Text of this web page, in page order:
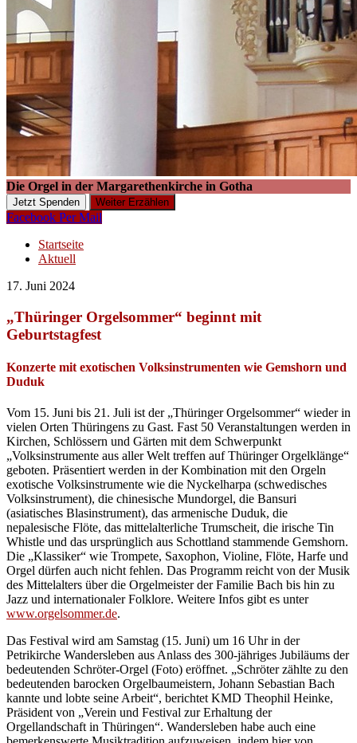
Die Orgel in der Margarethenkirche in Gotha
Jetzt Spenden Weiter Erzählen
Facebook Per Mail
Startseite
Aktuell
17. Juni 2024
„Thüringer Orgelsommer“ beginnt mit
Geburtstagfest
Konzerte mit exotischen Volksinstrumenten wie Gemshorn und
Duduk
Vom 15. Juni bis 21. Juli ist der „Thüringer Orgelsommer“ wieder in
vielen Orten Thüringens zu Gast. Fast 50 Veranstaltungen werden in
Kirchen, Schlössern und Gärten mit dem Schwerpunkt
„Volksinstrumente aus aller Welt treffen auf Thüringer Orgelklänge“
geboten. Präsentiert werden in der Kombination mit den Orgeln
exotische Volksinstrumente wie die Nyckelharpa (schwedisches
Volksinstrument), die chinesische Mundorgel, die Bansuri
(asiatisches Blasinstrument), das armenische Duduk, die
nepalesische Flöte, das mittelalterliche Trumscheit, die irische Tin
Whistle und das ursprünglich aus Schottland stammende Gemshorn.
Die „Klassiker“ wie Trompete, Saxophon, Violine, Flöte, Harfe und
Orgel dürfen auch nicht fehlen. Das Programm reicht von der Musik
des Mittelalters über die Orgelmeister der Familie Bach bis hin zu
Jazz und internationaler Folklore. Weitere Infos gibt es unter
www.orgelsommer.de.
Das Festival wird am Samstag (15. Juni) um 16 Uhr in der
Petrikirche Wandersleben aus Anlass des 300-jähriges Jubiläums der
bedeutenden Schröter-Orgel (Foto) eröffnet. „Schröter zählte zu den
bedeutenden barocken Orgelbaumeistern, Johann Sebastian Bach
kannte und lobte seine Arbeit“, berichtet KMD Theophil Heinke,
Präsident von „Verein und Festival zur Erhaltung der
Orgellandschaft in Thüringen“. Wandersleben habe auch eine